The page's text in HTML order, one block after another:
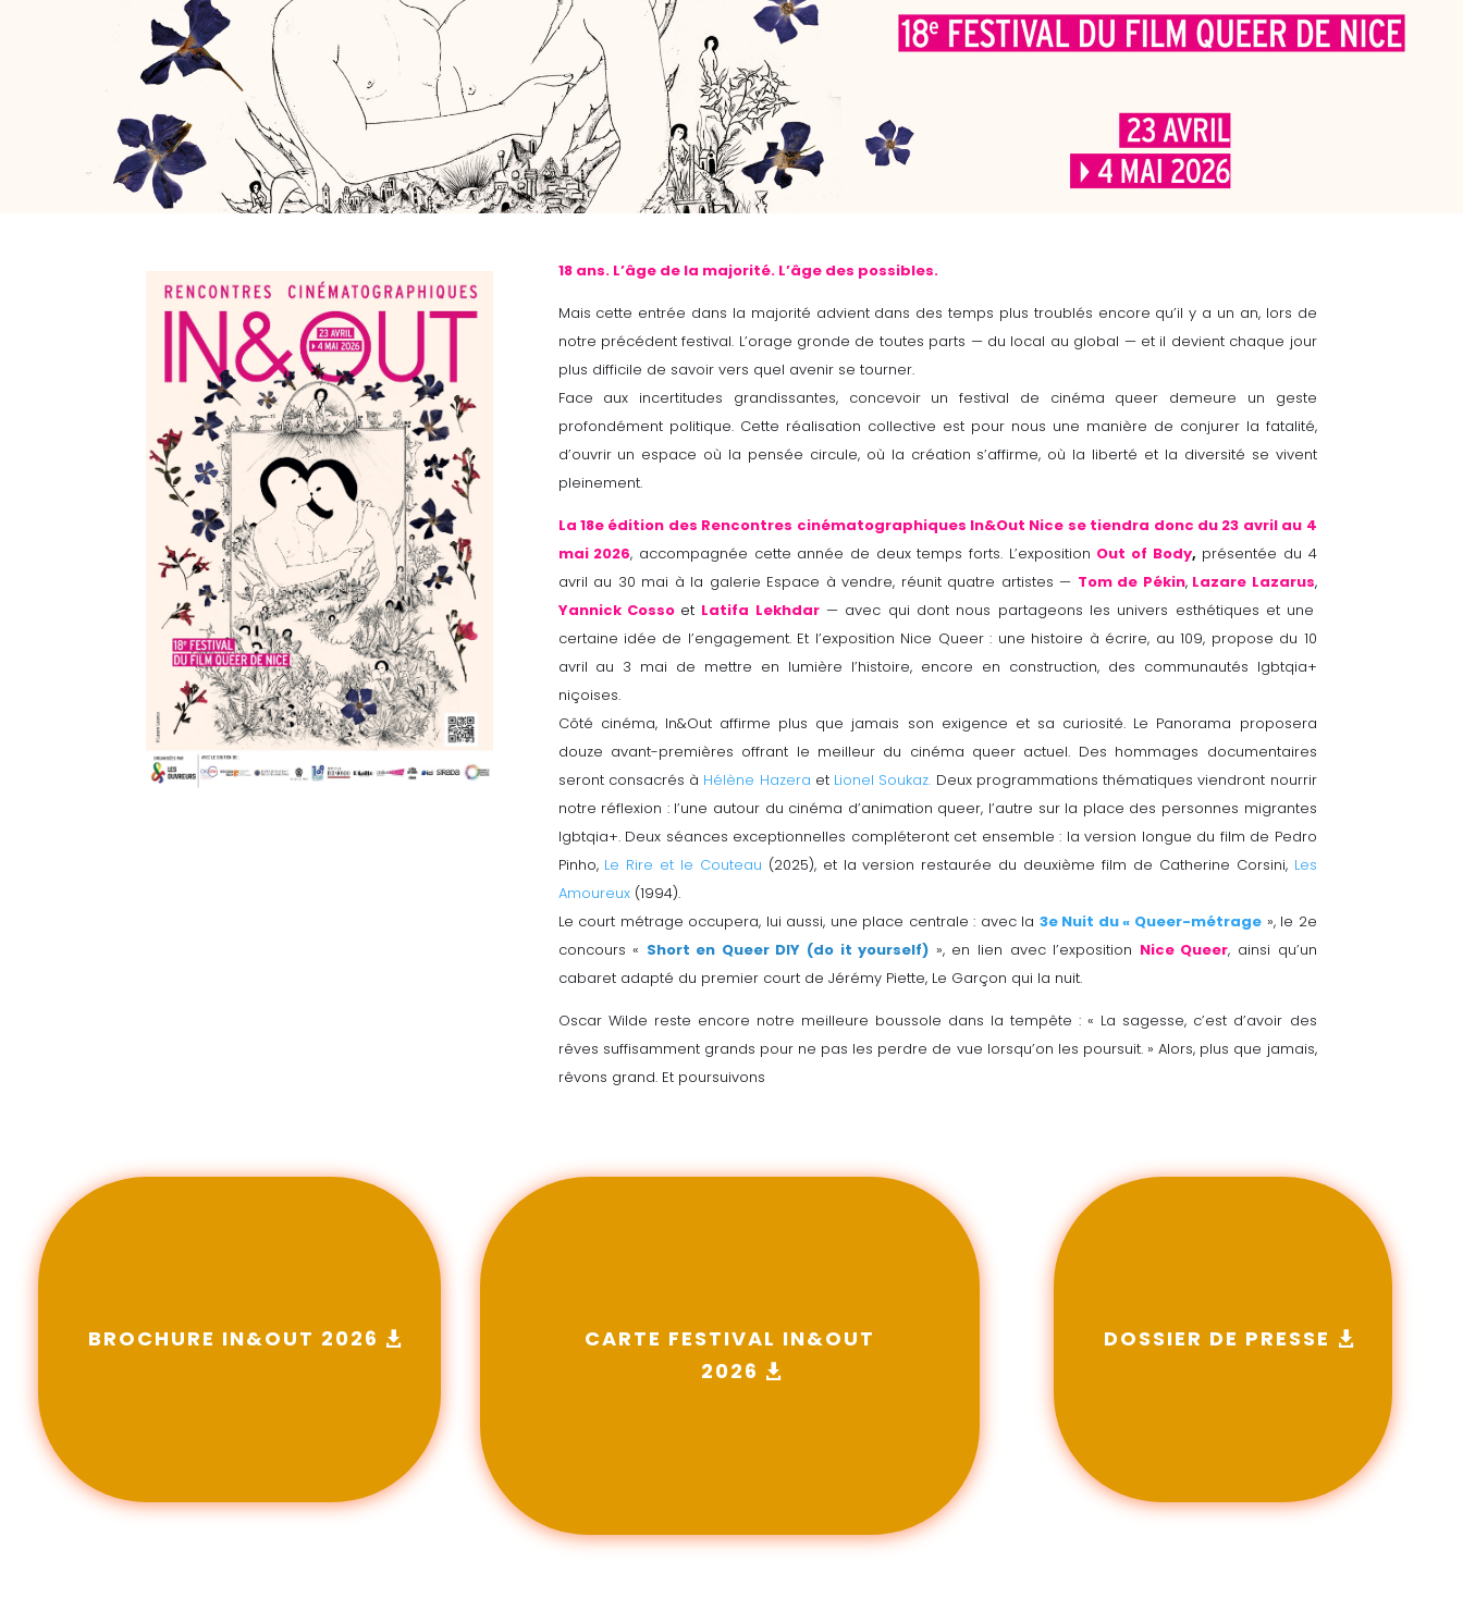
18 ans. L’âge de la majorité. L’âge des possibles.
Mais cette entrée dans la majorité advient dans des temps plus troublés encore qu’il y a un an, lors de
notre précédent festival. L’orage gronde de toutes parts — du local au global — et il devient chaque jour
plus difficile de savoir vers quel avenir se tourner.
Face aux incertitudes grandissantes, concevoir un festival de cinéma queer demeure un geste
profondément politique. Cette réalisation collective est pour nous une manière de conjurer la fatalité,
d’ouvrir un espace où la pensée circule, où la création s’affirme, où la liberté et la diversité se vivent
pleinement.
La 18e édition des Rencontres cinématographiques In&Out Nice se tiendra donc du 23 avril au 4
mai 2026, accompagnée cette année de deux temps forts. L’exposition Out of Body, présentée du 4
avril au 30 mai à la galerie Espace à vendre, réunit quatre artistes — Tom de Pékin,Lazare Lazarus,
Yannick Cosso et Latifa Lekhdar— avec qui dont nous partageons les univers esthétiques et une
certaine idée de l’engagement. Et l’exposition Nice Queer : une histoire à écrire, au 109, propose du 10
avril au 3 mai de mettre en lumière l’histoire, encore en construction, des communautés lgbtqia+
niçoises.
Côté cinéma, In&Out affirme plus que jamais son exigence et sa curiosité. Le Panorama proposera
douze avant-premières offrant le meilleur du cinéma queer actuel. Des hommages documentaires
seront consacrés à Hélène Hazera et Lionel Soukaz. Deux programmations thématiques viendront nourrir
notre réflexion : l’une autour du cinéma d’animation queer, l’autre sur la place des personnes migrantes
lgbtqia+. Deux séances exceptionnelles compléteront cet ensemble : la version longue du film de Pedro
Pinho, Le Rire et le Couteau (2025), et la version restaurée du deuxième film de Catherine Corsini, Les
Amoureux(1994).
Le court métrage occupera, lui aussi, une place centrale : avec la 3e Nuit du « Queer-métrage», le 2e
concours « Short en Queer DIY (do it yourself) », en lien avec l’exposition Nice Queer, ainsi qu’un
cabaret adapté du premier court de Jérémy Piette, Le Garçon qui la nuit.
Oscar Wilde reste encore notre meilleure boussole dans la tempête : « La sagesse, c’est d’avoir des
rêves suffisamment grands pour ne pas les perdre de vue lorsqu’on les poursuit. » Alors, plus que jamais,
rêvons grand. Et poursuivons
BROCHURE IN&OUT 2026
CARTE FESTIVAL IN&OUT
2026
DOSSIER DE PRESSE